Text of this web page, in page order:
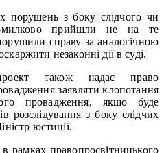
порушень з боку слідчого чи
прийшли не на те
справу за аналогічною
незаконні дії в суді.
також надає право
заявляти клопотання
провадження, якщо буде
розслідування з боку слідчих
юстиції.
рамках правопросвітницького